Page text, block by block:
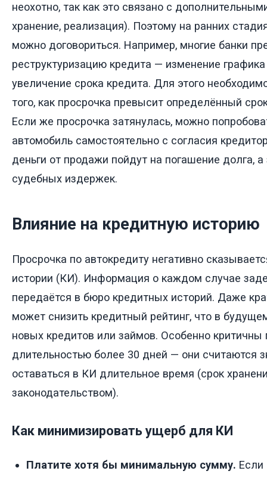
неохотно, так как это связано с
хранение, реализация). Поэтому на ранних
можно договориться. Например, многие банки
реструктуризацию кредита — изменение
увеличение срока кредита. Для этого
того, как просрочка превысит определённый
Если же просрочка затянулась, можно
автомобиль самостоятельно с согласия
деньги от продажи пойдут на погашение долга,
судебных издержек.
Влияние на кредитную историю
Просрочка по автокредиту негативно
истории (КИ). Информация о каждом случае
передаётся в бюро кредитных историй. Даже
может снизить кредитный рейтинг, что в
новых кредитов или займов. Особенно критичны
длительностью более 30 дней — они считаются
оставаться в КИ длительное время (срок
законодательством).
Как минимизировать ущерб для КИ
Платите хотя бы минимальную сумму. Если